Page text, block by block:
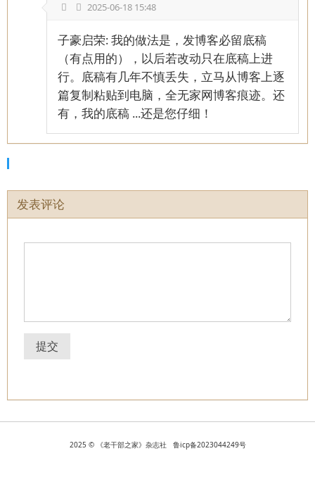
2025-06-18 15:48
子豪启荣: 我的做法是，发博客必留底稿
（有点用的），以后若改动只在底稿上进
行。底稿有几年不慎丢失，立马从博客上逐
篇复制粘贴到电脑，全无家网博客痕迹。还
有，我的底稿 ...还是您仔细！
发表评论
提交
2025 © 《老干部之家》杂志社 鲁icp备2023044249号